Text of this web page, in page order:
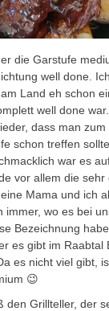
die Garstufe
well done.
Land eh schon
well done
dass man
schon treffen
war es
vor allem die sehr
Mama und ich
immer, wo es bei
Bezeichnung
es gibt im Raabtal
es nicht viel gibt,
😉
den Grillteller, der